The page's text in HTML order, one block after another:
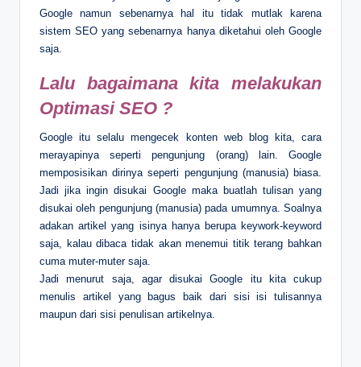
Google namun sebenarnya hal itu tidak mutlak karena
sistem SEO yang sebenarnya hanya diketahui oleh Google
saja.
Lalu bagaimana kita melakukan
Optimasi SEO ?
Google itu selalu mengecek konten web blog kita, cara
merayapinya seperti pengunjung (orang) lain. Google
memposisikan dirinya seperti pengunjung (manusia) biasa.
Jadi jika ingin disukai Google maka buatlah tulisan yang
disukai oleh pengunjung (manusia) pada umumnya. Soalnya
adakan artikel yang isinya hanya berupa keywork-keyword
saja, kalau dibaca tidak akan menemui titik terang bahkan
cuma muter-muter saja.
Jadi menurut saja, agar disukai Google itu kita cukup
menulis artikel yang bagus baik dari sisi isi tulisannya
maupun dari sisi penulisan artikelnya.